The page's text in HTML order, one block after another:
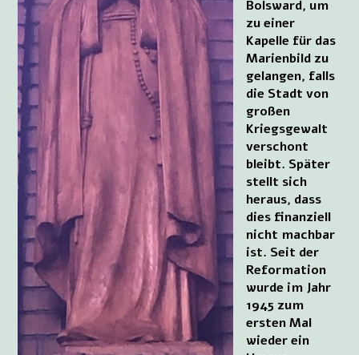
Bolsward, um
zu einer
Kapelle für das
Marienbild zu
gelangen, falls
die Stadt von
großen
Kriegsgewalt
verschont
bleibt. Später
stellt sich
heraus, dass
dies finanziell
nicht machbar
ist. Seit der
Reformation
wurde im Jahr
1945 zum
ersten Mal
wieder ein